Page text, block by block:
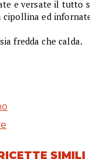
e versate il tutto
cipollina ed
fredda che calda.
SIMILI